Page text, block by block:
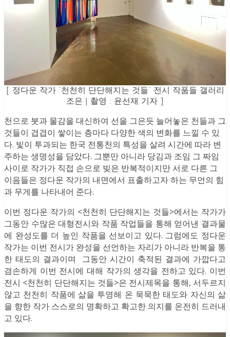
[ 정다운 작가 “천천히 단단해지는 것들” 전시 작품들 갤러리
조은 | 촬영 : 윤선재 기자 ]
천으로 붓과 물감을 대신하여 선을 그은듯 늘어놓은 천들과 그
것들이 겹겹이 쌓이는 층마다 다양한 색의 변화를 느낄 수 있
다. 빛이 투과되는 한국 전통천의 특성을 살려 시간에 따라 변
주하는 생명성을 담았다. 그뿐만 아니라 당김과 조임 그 짜임
사이로 작가가 직접 손으로 빚은 반복적이지만 서로 다른 그
이음들은 정다운 작가의 내면에서 표출하고자 하는 무언의 힘
과 무게를 나타내어 준다.
이번 정다운 작가의 <천천히 단단해지는 것들>에서는 작가가
그동안 수많은 대형전시와 작품 작업들을 통해 얻어낸 결과물
에 완성도를 더 높인 작품을 선보이고 있다. 그럼에도 정다운
작가는 이번 전시가 완성을 선언하는 자리가 아니라 반복을 통
한 태도의 결과이며 그동안 시간이 축적된 결과에 가깝다고
겸손하게 이번 전시에 대해 작가의 생각을 전하고 있다. 이번
전시 <천천히 단단해지는 것들>은 전시제목을 통해, 서두르지
않고 천천히 작품에 삶을 투영해 온 묵묵한 태도와 자신의 삶
을 향한 작가 스스로의 명확하고 확고한 의지를 온전히 드러내
고 있다.